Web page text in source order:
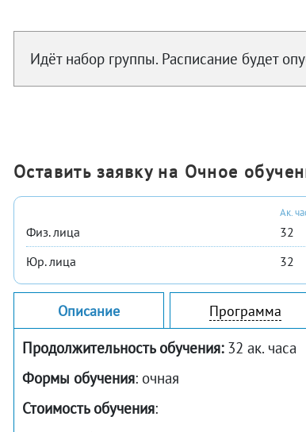
Идёт набор группы. Расписание будет
Оставить заявку на Очное
Ак.
Физ. лица 32
Юр. лица
32
Описание Программа
Продолжительность обучения:32 ак. часа
Формы обучения: очная
Стоимость обучения: